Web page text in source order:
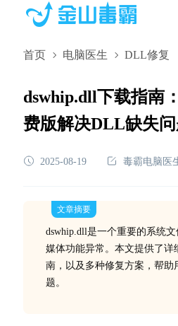
首页 电脑医生 DLL修复
dswhip.dll下载指南
费版解决DLL缺失
2025-08-19 毒霸电脑医
文章摘要
dswhip.dll是一个重要的系统
媒体功能异常。本文提供了详
南，以及多种修复方案，帮助
题。